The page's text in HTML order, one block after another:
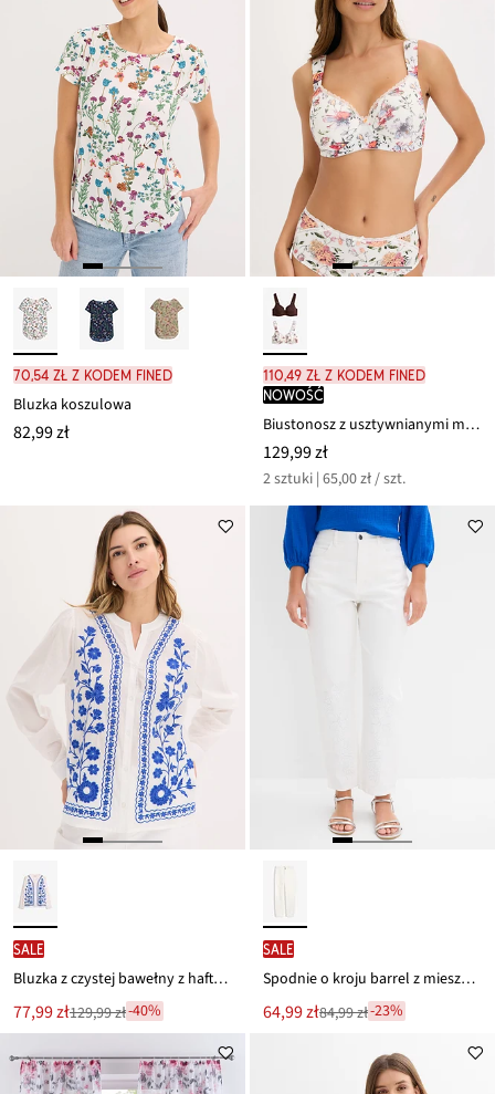
70,54 zł z kodem FINED
Bluzka koszulowa
82,99 zł
110,49 zł z kodem FINED
nowość
Biustonosz z usztywnianymi miseczkami na fiszbinach, z bawełny organicznej (2 szt.)
129,99 zł
2 sztuki | 65,00 zł / szt.
SALE
Bluzka z czystej bawełny z haftem
Nowa
cena
77,99 zł
Przeceniono
ceny
129,99 zł
129,99 zł-40%
SALE
Spodnie o kroju barrel z mieszanki bawełny
Nowa
cena
64,99 zł
Przeceniono
84,99 zł-23%